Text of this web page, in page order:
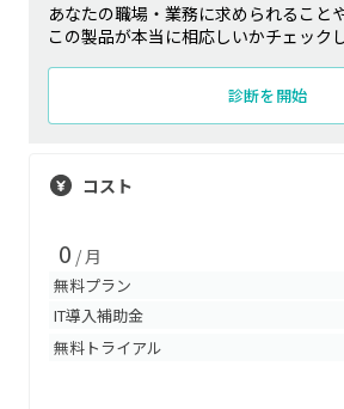
あなたの職場・業務に求められること
この製品が本当に相応しいかチェック
診断を開始
コスト
0 / 月
無料プラン
IT導入補助金
無料トライアル